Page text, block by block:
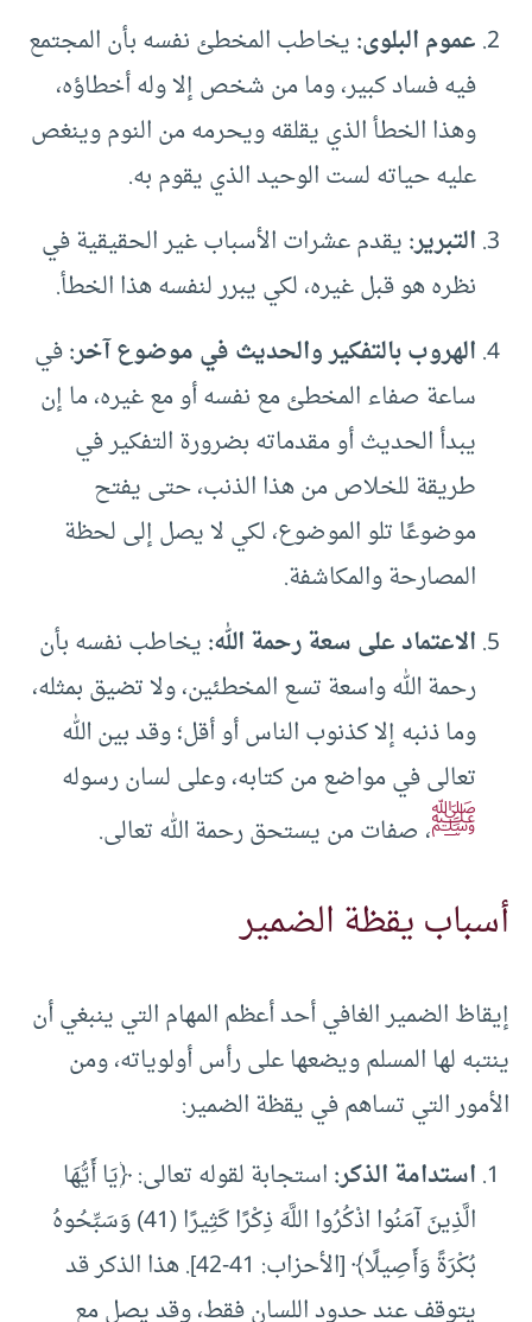
عموم البلوى:يخاطب المخطئ نفسه بأن المجتمع
فيه فساد كبير، وما من شخص إلا وله أخطاؤه،
وهذا الخطأ الذي يقلقه ويحرمه من النوم وينغص
عليه حياته لست الوحيد الذي يقوم به.
التبرير:يقدم عشرات الأسباب غير الحقيقية في
نظره هو قبل غيره، لكي يبرر لنفسه هذا الخطأ.
الهروب بالتفكير والحديث في موضوع آخر:في
ساعة صفاء المخطئ مع نفسه أو مع غيره، ما إن
يبدأ الحديث أو مقدماته بضرورة التفكير في
طريقة للخلاص من هذا الذنب، حتى يفتح
موضوعًا تلو الموضوع، لكي لا يصل إلى لحظة
المصارحة والمكاشفة.
الاعتماد على سعة رحمة الله:يخاطب نفسه بأن
رحمة الله واسعة تسع المخطئين، ولا تضيق بمثله،
وما ذنبه إلا كذنوب الناس أو أقل؛ وقد بين الله
تعالى في مواضع من كتابه، وعلى لسان رسوله
ﷺ، صفات من يستحق رحمة الله تعالى.
أسباب يقظة الضمير
إيقاظ الضمير الغافي أحد أعظم المهام التي ينبغي أن
ينتبه لها المسلم ويضعها على رأس أولوياته، ومن
الأمور التي تساهم في يقظة الضمير:
استدامة الذكر:استجابة لقوله تعالى: ﴿يَا أَيُّهَا
الَّذِينَ آمَنُوا اذْكُرُوا اللَّهَ ذِكْرًا كَثِيرًا (41) وَسَبِّحُوهُ
بُكْرَةً وَأَصِيلًا﴾ [الأحزاب: 41-42]. هذا الذكر قد
يتوقف عند حدود اللسان فقط، وقد يصل مع